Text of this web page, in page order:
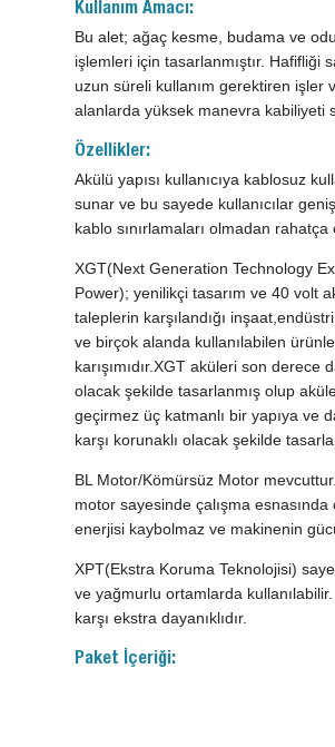
Kullanım Amacı:
Bu alet; ağaç kesme, budama ve
işlemleri için tasarlanmıştır. Hafifliği
uzun süreli kullanım gerektiren işler
alanlarda yüksek manevra kabiliyeti
Özellikler:
Akülü yapısı kullanıcıya kablosuz
sunar ve bu sayede kullanıcılar
kablo sınırlamaları olmadan rahatça
XGT(Next Generation Technology
Power); yenilikçi tasarım ve 40 volt
taleplerin karşılandığı
ve birçok alanda kullanılabilen
karışımıdır.XGT aküleri son derece
olacak şekilde tasarlanmış olup
geçirmez üç katmanlı bir yapıya ve
karşı korunaklı olacak şekilde
BL Motor/Kömürsüz Motor
motor sayesinde çalışma esnasında
enerjisi kaybolmaz ve makinenin
XPT(Ekstra Koruma Teknolojisi)
ve yağmurlu ortamlarda
karşı ekstra dayanıklıdır.
Paket İçeriği: